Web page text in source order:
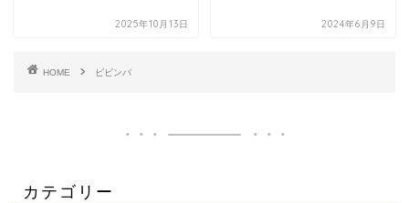
2025年10月13日 2024年6月9日
HOME ビビンバ
カテゴリー